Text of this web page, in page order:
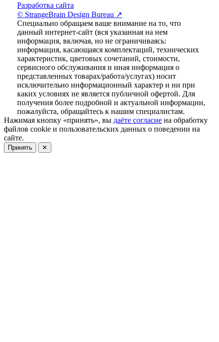
Разработка сайта
© StrangeBrain Design Bureau ↗
Специально обращаем ваше внимание на то, что
данный интернет-сайт (вся указанная на нем
информация, включая, но не ограничиваясь:
информация, касающаяся комплектаций, технических
характеристик, цветовых сочетаний, стоимости,
сервисного обслуживания и иная информация о
представленных товарах/работа/услугах) носит
исключительно информационный характер и ни при
каких условиях не является публичной офертой. Для
получения более подробной и актуальной информации,
пожалуйста, обращайтесь к нашим специалистам.
Нажимая кнопку «принять», вы даёте согласие на обработку
файлов cookie и пользовательских данных о поведении на
сайте.
Принять ✕